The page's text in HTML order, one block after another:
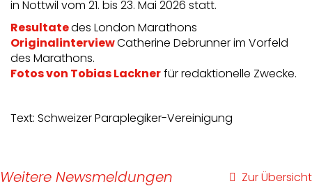
in Nottwil vom 21. bis 23. Mai 2026 statt.
Resultatedes London Marathons
OriginalinterviewCatherine Debrunner im Vorfeld
des Marathons.
Fotos von Tobias Lackner für redaktionelle Zwecke.
Text: Schweizer Paraplegiker-Vereinigung
Zur Übersicht
Weitere Newsmeldungen